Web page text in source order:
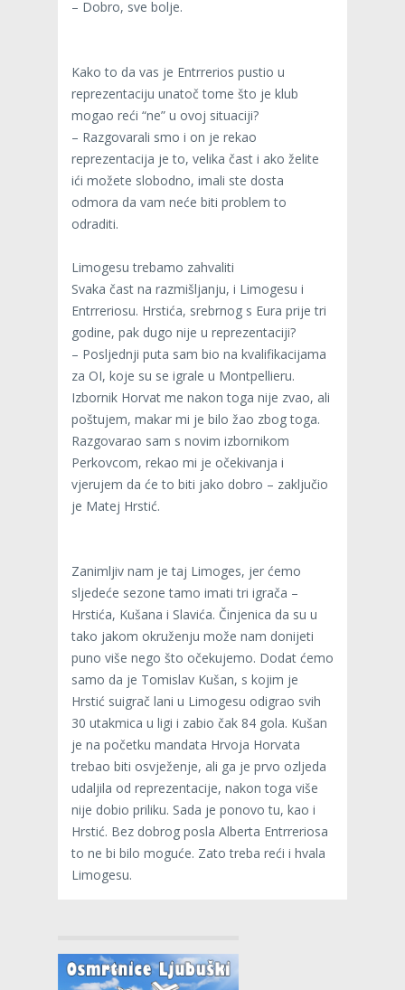
– Dobro, sve bolje.
Kako to da vas je Entrrerios pustio u
reprezentaciju unatoč tome što je klub
mogao reći “ne” u ovoj situaciji?
– Razgovarali smo i on je rekao
reprezentacija je to, velika čast i ako želite
ići možete slobodno, imali ste dosta
odmora da vam neće biti problem to
odraditi.
Limogesu trebamo zahvaliti
Svaka čast na razmišljanju, i Limogesu i
Entrreriosu. Hrstića, srebrnog s Eura prije tri
godine, pak dugo nije u reprezentaciji?
– Posljednji puta sam bio na kvalifikacijama
za OI, koje su se igrale u Montpellieru.
Izbornik Horvat me nakon toga nije zvao, ali
poštujem, makar mi je bilo žao zbog toga.
Razgovarao sam s novim izbornikom
Perkovcom, rekao mi je očekivanja i
vjerujem da će to biti jako dobro – zaključio
je Matej Hrstić.
Zanimljiv nam je taj Limoges, jer ćemo
sljedeće sezone tamo imati tri igrača –
Hrstića, Kušana i Slavića. Činjenica da su u
tako jakom okruženju može nam donijeti
puno više nego što očekujemo. Dodat ćemo
samo da je Tomislav Kušan, s kojim je
Hrstić suigrač lani u Limogesu odigrao svih
30 utakmica u ligi i zabio čak 84 gola. Kušan
je na početku mandata Hrvoja Horvata
trebao biti osvježenje, ali ga je prvo ozljeda
udaljila od reprezentacije, nakon toga više
nije dobio priliku. Sada je ponovo tu, kao i
Hrstić. Bez dobrog posla Alberta Entrreriosa
to ne bi bilo moguće. Zato treba reći i hvala
Limogesu.